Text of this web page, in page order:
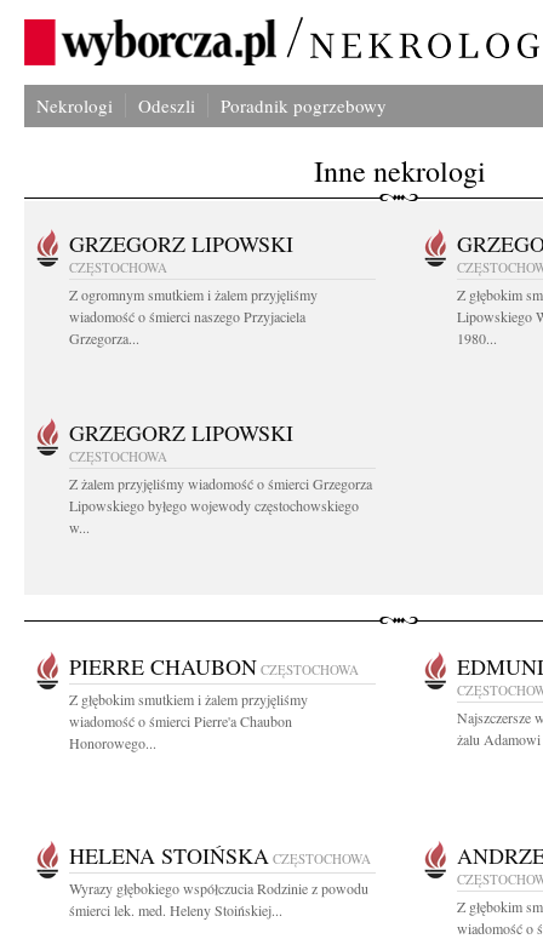
Nekrologi Odeszli Poradnik pogrzebowy
Inne nekrologi
GRZEGORZ LIPOWSKI
CZĘSTOCHOWA
Z ogromnym smutkiem i żalem przyjęliśmy
wiadomość o śmierci naszego Przyjaciela
Grzegorza...
Z głębokim
Lipowskiego
1980...
GRZEGORZ LIPOWSKI
CZĘSTOCHOWA
Z żalem przyjęliśmy wiadomość o śmierci Grzegorza
Lipowskiego byłego wojewody częstochowskiego
w...
PIERRE CHAUBON CZĘSTOCHOWA
Z głębokim smutkiem i żalem przyjęliśmy
wiadomość o śmierci Pierre'a Chaubon
Honorowego...
Najszczersze
żalu
HELENA STOIŃSKA CZĘSTOCHOWA
Wyrazy głębokiego współczucia Rodzinie z powodu
śmierci lek. med. Heleny Stoińskiej...
Z głębokim
wiadomość o